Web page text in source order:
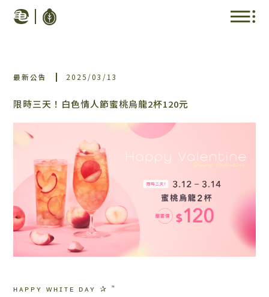
最新公告 2025/03/13
限時三天！白色情人節蜜桃烏龍2杯120元
ʜᴀᴘᴘʏ ᴡʜɪᴛᴇ ᴅᴀʏ ✰ ʺ